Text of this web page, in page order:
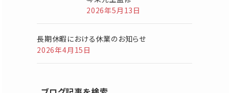
2026年5月13日
長期休暇における休業のお知らせ
2026年4月15日